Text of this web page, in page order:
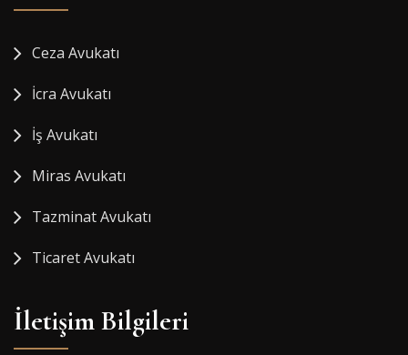
Ceza Avukatı
İcra Avukatı
İş Avukatı
Miras Avukatı
Tazminat Avukatı
Ticaret Avukatı
İletişim Bilgileri